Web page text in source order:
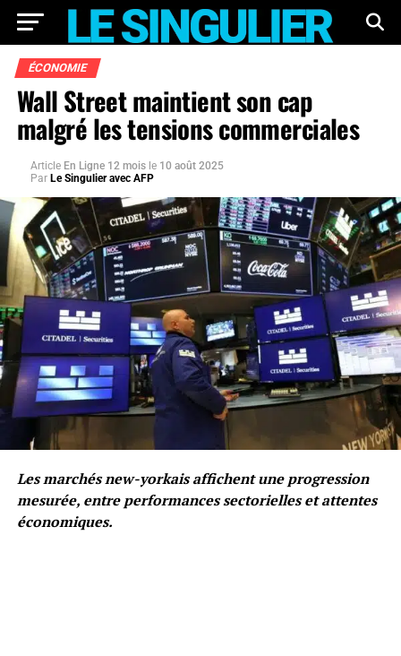
ÉCONOMIE
Wall Street maintient son cap
malgré les tensions commerciales
Article En Ligne 12 mois le 10 août 2025
Par Le Singulier avec AFP
Les marchés new-yorkais affichent une progression
mesurée, entre performances sectorielles et attentes
économiques.